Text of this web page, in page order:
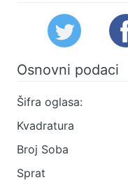
Osnovni podaci
Šifra oglasa:
Kvadratura
Broj Soba
Sprat